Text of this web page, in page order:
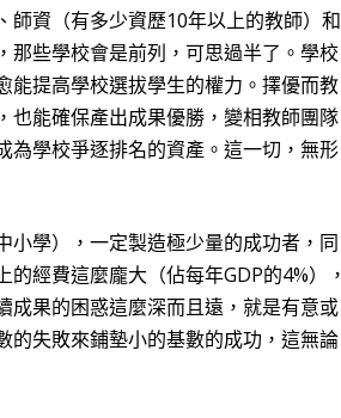
師資（有多少資歷10年以上的教師）和
那些學校會是前列，可思過半了。學校
能提高學校選拔學生的權力。擇優而教
也能確保產出成果優勝，變相教師團隊
為學校爭逐排名的資產。這一切，無形
小學），一定製造極少量的成功者，同
的經費這麼龐大（佔每年GDP的4%）
，
成果的困惑這麼深而且遠，就是有意或
的失敗來鋪墊小的基數的成功，這無論